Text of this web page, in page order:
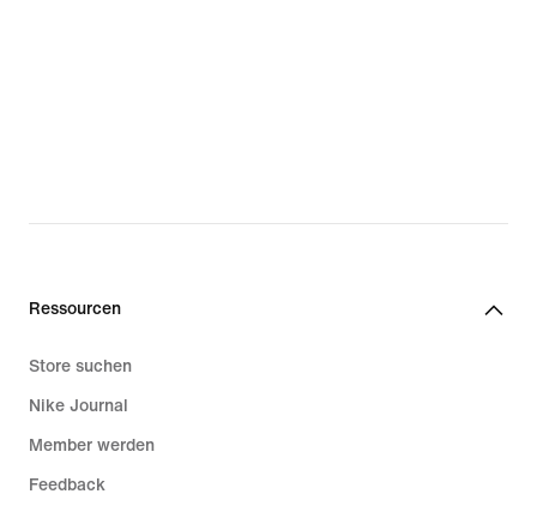
Ressourcen
Store suchen
Nike Journal
Member werden
Feedback